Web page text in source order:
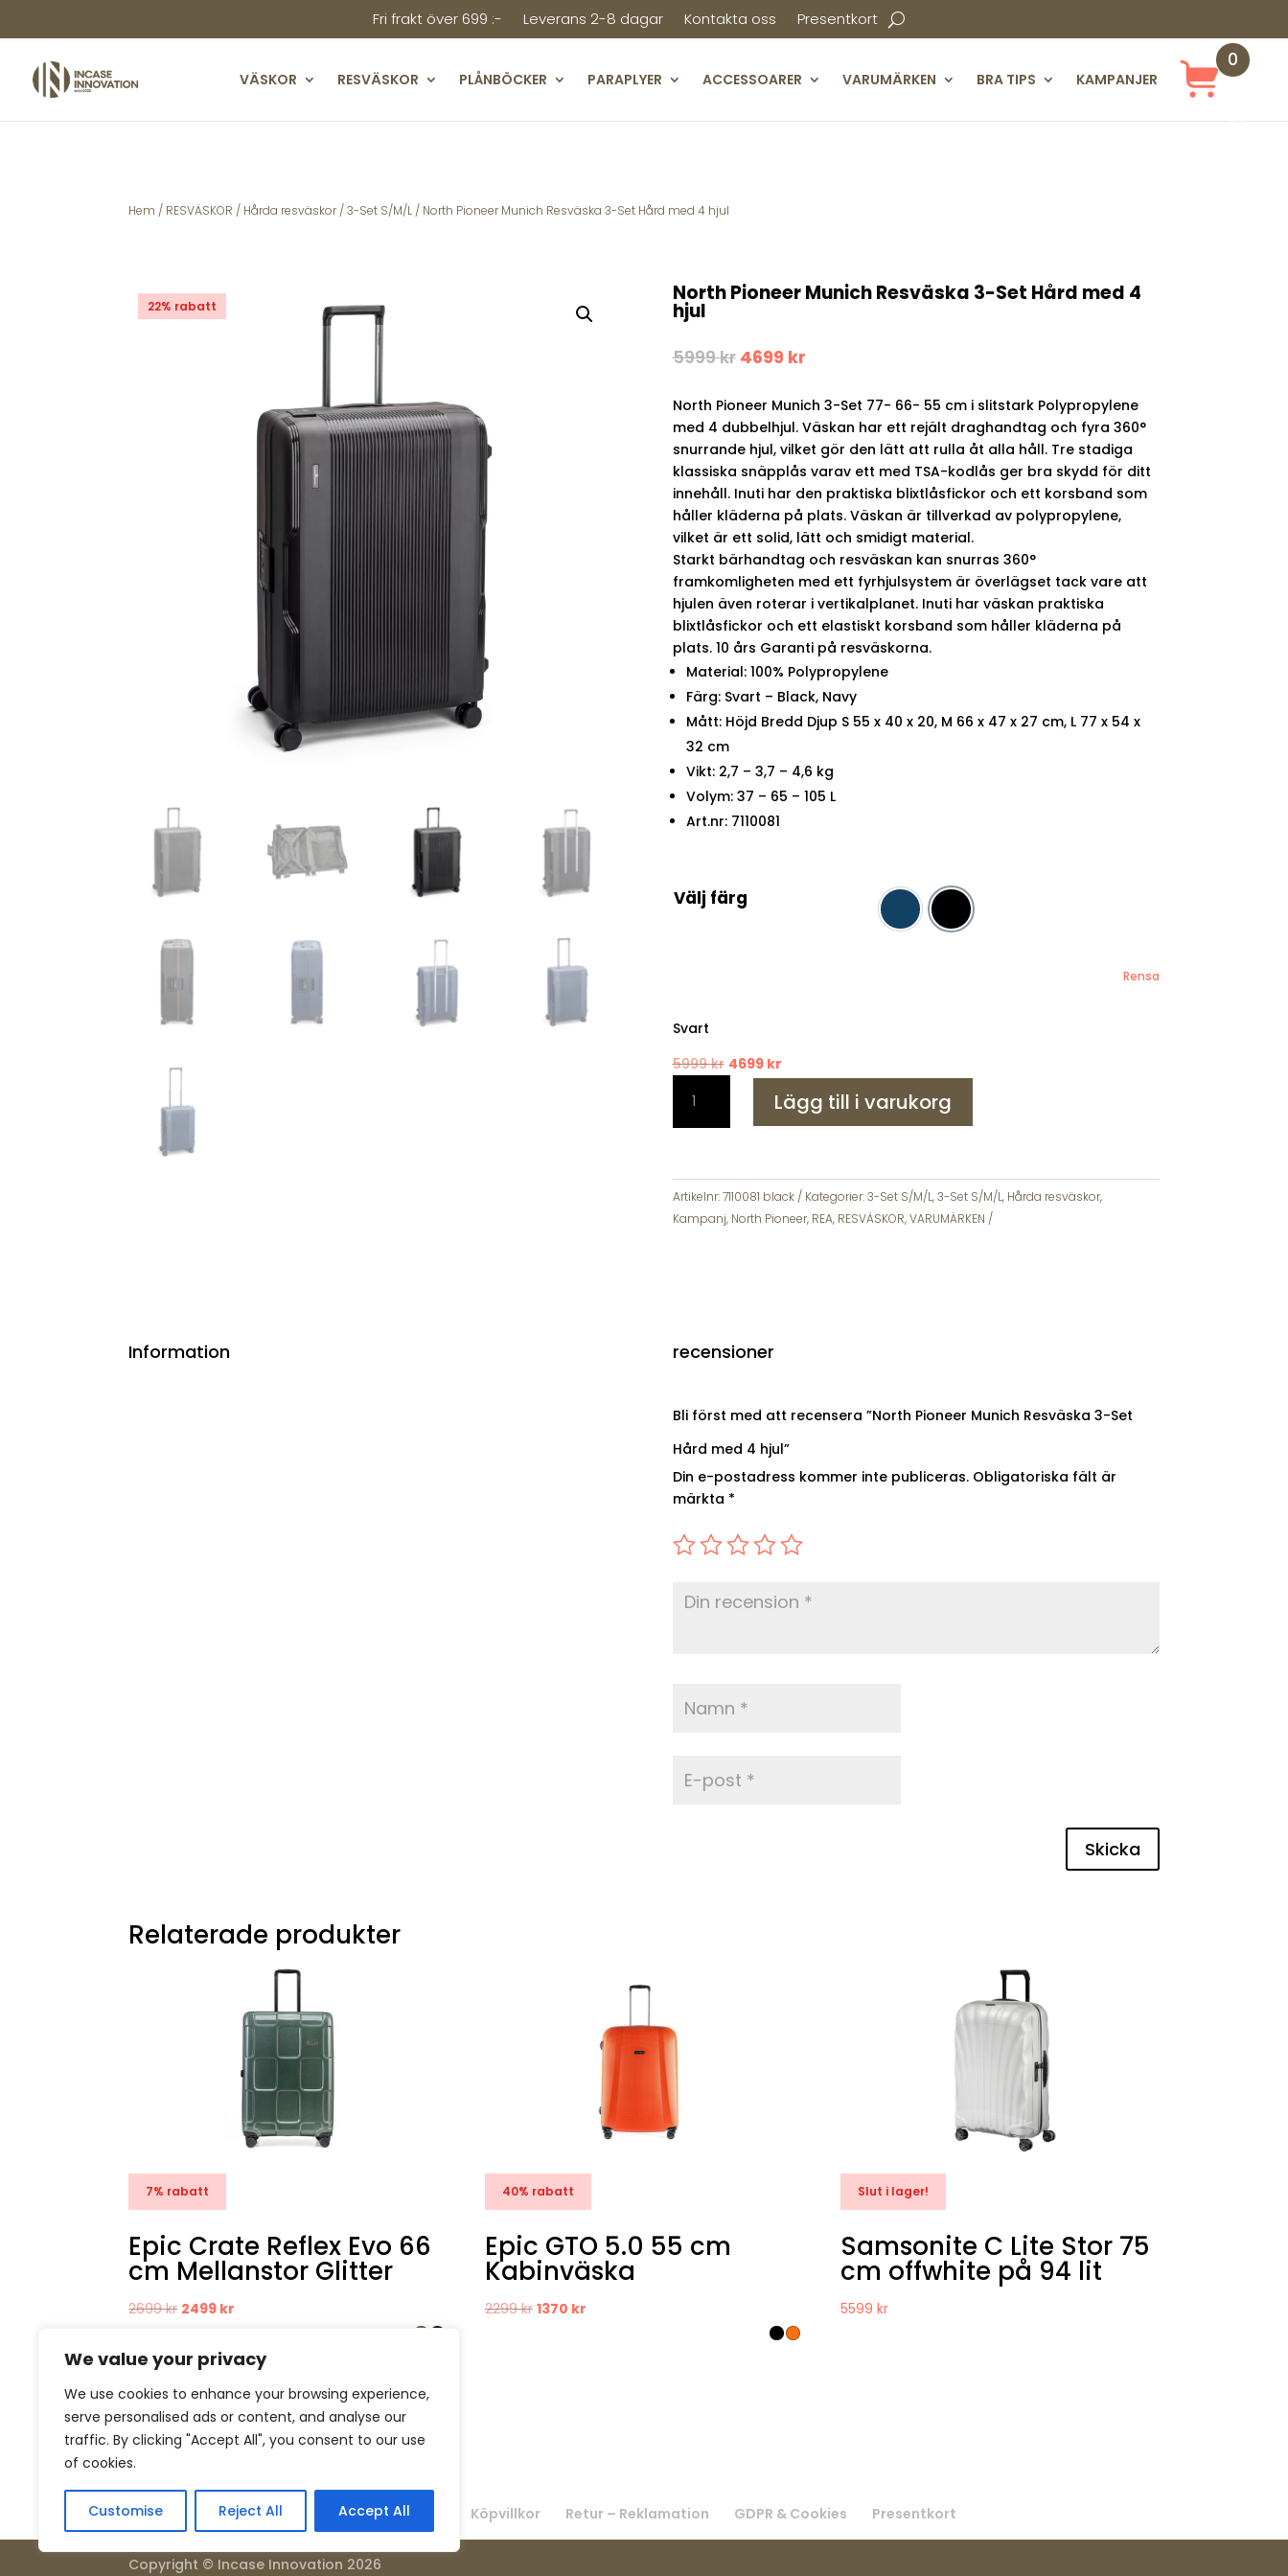
We value your privacy
We use cookies to enhance your browsing experience,
serve personalised ads or content, and analyse our
traffic. By clicking "Accept All", you consent to our use
of cookies.
Customise Reject All Accept All
Fri frakt över 699 :- Leverans 2-8 dagar Kontakta oss Presentkort
VÄSKOR RESVÄSKOR PLÅNBÖCKER PARAPLYER ACCESSOARER VARUMÄRKEN BRA TIPS KAMPANJER
0
ekt
Hem / RESVÄSKOR / Hårda resväskor/3-Set S/M/L / North Pioneer Munich Resväska 3-Set Hård med 4 hjul
22% rabatt
North Pioneer Munich Resväska 3-Set Hård med 4
hjul
5999kr Det
var:
5999 kr.
4699 krDet
är:
4699 kr.
North Pioneer Munich 3-Set 77- 66- 55 cm i slitstark Polypropylene
med 4 dubbelhjul. Väskan har ett rejält draghandtag och fyra 360°
snurrande hjul, vilket gör den lätt att rulla åt alla håll. Tre stadiga
klassiska snäpplås varav ett med TSA-kodlås ger bra skydd för ditt
innehåll. Inuti har den praktiska blixtlåsfickor och ett korsband som
håller kläderna på plats. Väskan är tillverkad av polypropylene,
vilket är ett solid, lätt och smidigt material.
Starkt bärhandtag och resväskan kan snurras 360°
framkomligheten med ett fyrhjulsystem är överlägset tack vare att
hjulen även roterar i vertikalplanet. Inuti har väskan praktiska
blixtlåsfickor och ett elastiskt korsband som håller kläderna på
plats. 10 års Garanti på resväskorna.
Material: 100% Polypropylene
Färg: Svart – Black, Navy
Mått: Höjd Bredd Djup S 55 x 40 x 20, M 66 x 47 x 27 cm, L 77 x 54 x
32 cm
Vikt: 2,7 – 3,7 – 4,6 kg
Volym: 37 – 65 – 105 L
Art.nr: 7110081
Välj färg
Navy Svart
Rensa
Svart
5999kr Det
var:
4699 krDet
priset
är:
Pioneer
Munich
3-
Set
Hård
Lägg till i varukorg
Artikelnr:7110081 black Kategorier:3-Set S/M/L,3-Set S/M/L, Hårda resväskor,
Kampanj, North Pioneer, REA, RESVÄSKOR,VARUMÄRKEN
Information recensioner
Bli först med att recensera ”North Pioneer Munich Resväska 3-Set
Hård med 4 hjul”
Din e-postadress kommer inte publiceras. Obligatoriska fält är
märkta *
Skicka
Relaterade produkter
7% rabatt
Epic Crate Reflex Evo 66
cm Mellanstor Glitter
2699kr Det
priset
2699 kr.
2499 kr
priset
2499 kr.
40% rabatt
Epic GTO 5.0 55 cm
Kabinväska
2299kr Det
1370 krDet
Slut i lager!
Samsonite C Lite Stor 75
cm offwhite på 94 lit
5599kr
Kontakt Om oss Köpvillkor Retur – Reklamation GDPR & Cookies Presentkort
Copyright © Incase Innovation 2026